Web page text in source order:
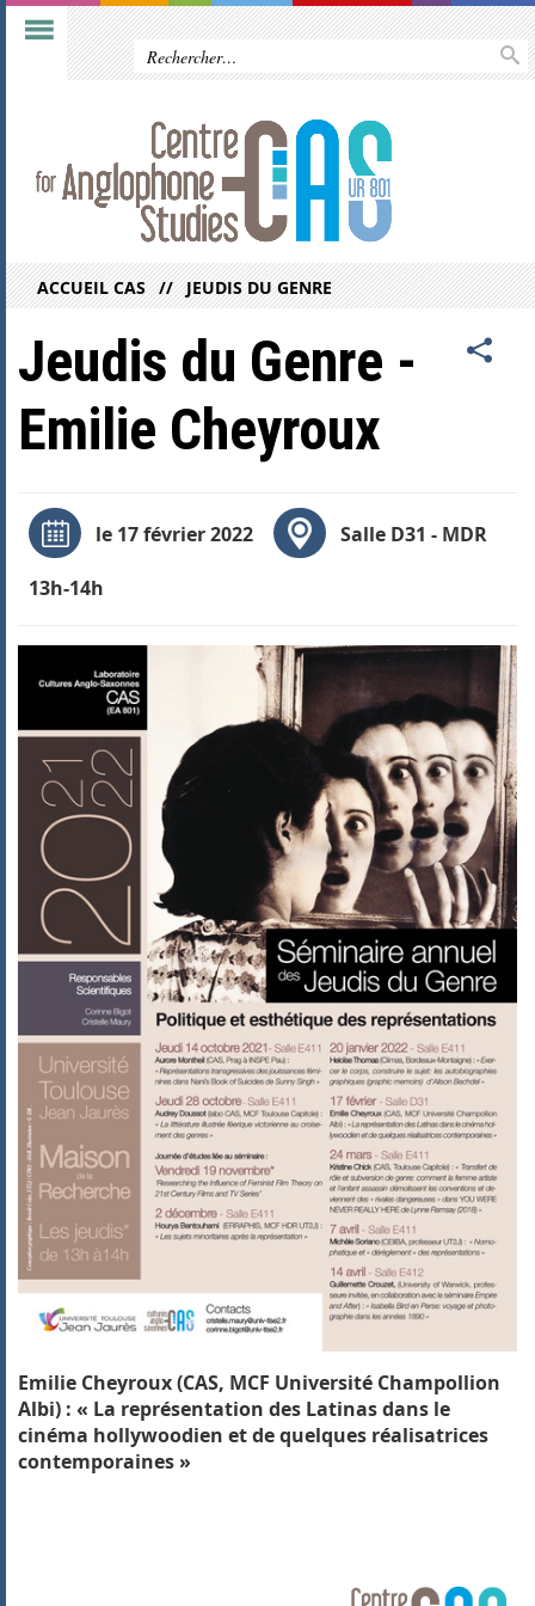
ACCUEIL CAS JEUDIS DU GENRE
Jeudis du Genre -
Emilie Cheyroux
le 17 février 2022
13h-14h
Salle D31 - MDR
Emilie Cheyroux (CAS, MCF Université Champollion
Albi) : « La représentation des Latinas dans le
cinéma hollywoodien et de quelques réalisatrices
contemporaines »